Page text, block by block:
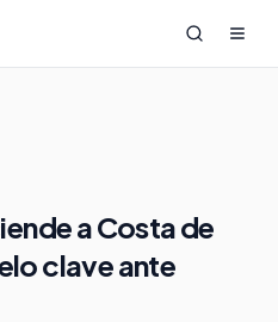
a Costa de
clave ante